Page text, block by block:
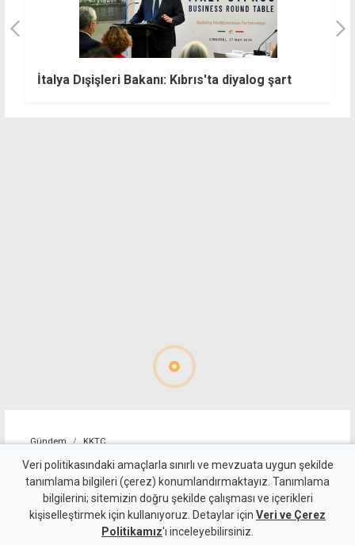
İtalya Dışişleri Bakanı: Kıbrıs'ta diyalog şart
Gündem KKTC
"Erenköy'de verilen varoluş
mücadelesi unutulmaz bir anı
olarak yaşamaya devam
Veri politikasındaki amaçlarla sınırlı ve mevzuata uygun şekilde
tanımlama bilgileri (çerez) konumlandırmaktayız. Tanımlama
bilgilerini; sitemizin doğru şekilde çalışması ve içerikleri
kişiselleştirmek için kullanıyoruz. Detaylar için Veri ve Çerez
Politikamız'ı inceleyebilirsiniz.